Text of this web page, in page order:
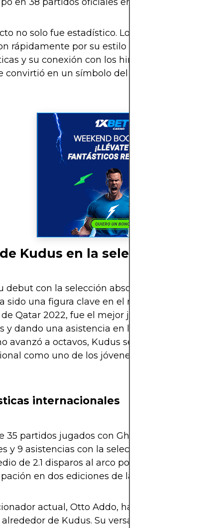
no solo fue estadístico. Los fanáticos del West
rápidamente por su estilo aguerrido, sus
y su conexión con los hinchas. En redes
convirtió en un símbolo del orgullo africano en
Kudus en la selección de
debut con la selección absoluta en 2019,
sido una figura clave en el mediocampo
Qatar 2022, fue el mejor jugador de Ghana,
y dando una asistencia en la fase de grupos.
avanzó a octavos, Kudus se ganó el
como uno de los jóvenes más
internacionales
35 partidos jugados con Ghana hasta 2025.
y 9 asistencias con la selección nacional.
de 2.1 disparos al arco por partido con Ghana.
en dos ediciones de la Copa Africana de
actual, Otto Addo, ha construido el
de Kudus. Su versatilidad permite a